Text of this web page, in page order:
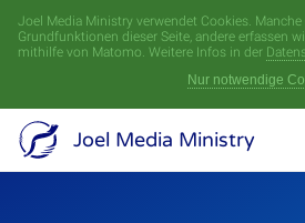
Joel Media Ministry verwendet Cookies.
Grundfunktionen dieser Seite, andere erfassen
mithilfe von Matomo. Weitere Infos in der
Nur notwendige
Joel Media Ministry